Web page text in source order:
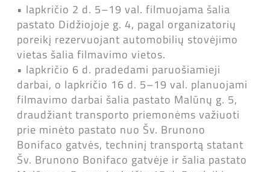
• lapkričio 2 d. 5–19 val. filmuojama šalia
pastato Didžiojoje g. 4, pagal organizatorių
poreikį rezervuojant automobilių stovėjimo
vietas šalia filmavimo vietos.
• lapkričio 6 d. pradedami paruošiamieji
darbai, o lapkričio 16 d. 5–19 val. planuojami
filmavimo darbai šalia pastato Malūnų g. 5,
draudžiant transporto priemonėms važiuoti
prie minėto pastato nuo Šv. Brunono
Bonifaco gatvės, techninį transportą statant
Šv. Brunono Bonifaco gatvėje ir šalia pastato